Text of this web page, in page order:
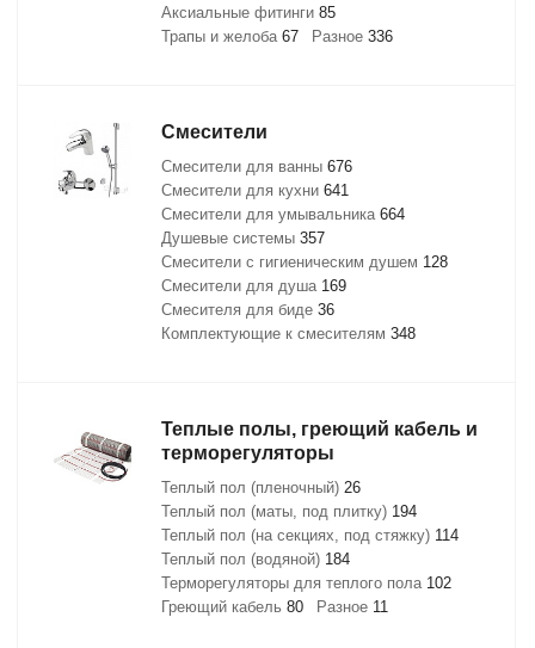
Аксиальные фитинги 85
Трапы и желоба 67 Разное 336
Смесители
Смесители для ванны 676
Смесители для кухни 641
Смесители для умывальника 664
Душевые системы 357
Смесители с гигиеническим душем 128
Смесители для душа 169
Смесителя для биде 36
Комплектующие к смесителям 348
Теплые полы, греющий кабель и
терморегуляторы
Теплый пол (пленочный) 26
Теплый пол (маты, под плитку) 194
Теплый пол (на секциях, под стяжку) 114
Теплый пол (водяной) 184
Терморегуляторы для теплого пола 102
Греющий кабель 80 Разное 11